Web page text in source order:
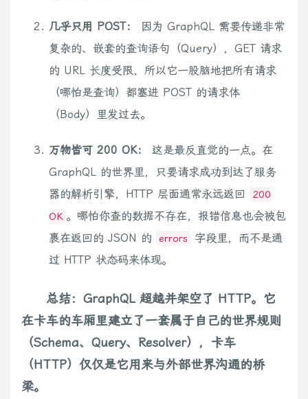
几乎只用 POST：
因为 GraphQL 需要传递非常
复杂的、嵌套的查询语句（Query），GET 请求
的 URL 长度受限，所以它一股脑地把所有请求
（哪怕是查询）都塞进 POST 的请求体
（Body）里发过去。
万物皆可 200 OK：
这是最反直觉的一点。在
GraphQL 的世界里，只要请求成功到达了服务
器的解析引擎，HTTP 层面通常永远返回
200
OK 。哪怕你查的数据不存在，报错信息也会被包
裹在返回的 JSON 的
errors
字段里，而不是通
过 HTTP 状态码来体现。
总结：GraphQL 超越并架空了 HTTP。它
在卡车的车厢里建立了一套属于自己的世界规则
（Schema、Query、Resolver），卡车
（HTTP）仅仅是它用来与外部世界沟通的桥
梁。